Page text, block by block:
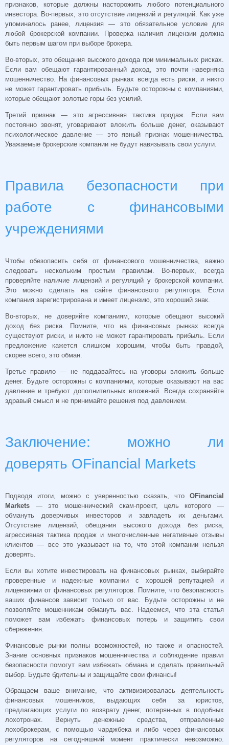
признаков, которые должны насторожить любого потенциального
инвестора. Во-первых, это отсутствие лицензий и регуляций. Как уже
упоминалось ранее, лицензия — это обязательное условие для
любой брокерской компании. Проверка наличия лицензии должна
быть первым шагом при выборе брокера.
Во-вторых, это обещания высокого дохода при минимальных рисках.
Если вам обещают гарантированный доход, это почти наверняка
мошенничество. На финансовых рынках всегда есть риски, и никто
не может гарантировать прибыль. Будьте осторожны с компаниями,
которые обещают золотые горы без усилий.
Третий признак — это агрессивная тактика продаж. Если вам
постоянно звонят, уговаривают вложить больше денег, оказывают
психологическое давление — это явный признак мошенничества.
Уважаемые брокерские компании не будут навязывать свои услуги.
Правила безопасности при
работе с финансовыми
учреждениями
Чтобы обезопасить себя от финансового мошенничества, важно
следовать нескольким простым правилам. Во-первых, всегда
проверяйте наличие лицензий и регуляций у брокерской компании.
Это можно сделать на сайте финансового регулятора. Если
компания зарегистрирована и имеет лицензию, это хороший знак.
Во-вторых, не доверяйте компаниям, которые обещают высокий
доход без риска. Помните, что на финансовых рынках всегда
существуют риски, и никто не может гарантировать прибыль. Если
предложение кажется слишком хорошим, чтобы быть правдой,
скорее всего, это обман.
Третье правило — не поддавайтесь на уговоры вложить больше
денег. Будьте осторожны с компаниями, которые оказывают на вас
давление и требуют дополнительных вложений. Всегда сохраняйте
здравый смысл и не принимайте решения под давлением.
Заключение: можно ли
доверять OFinancial Markets
Подводя итоги, можно с уверенностью сказать, что OFinancial
Markets — это мошеннический скам-проект, цель которого —
обмануть доверчивых инвесторов и завладеть их деньгами.
Отсутствие лицензий, обещания высокого дохода без риска,
агрессивная тактика продаж и многочисленные негативные отзывы
клиентов — все это указывает на то, что этой компании нельзя
доверять.
Если вы хотите инвестировать на финансовых рынках, выбирайте
проверенные и надежные компании с хорошей репутацией и
лицензиями от финансовых регуляторов. Помните, что безопасность
ваших финансов зависит только от вас. Будьте осторожны и не
позволяйте мошенникам обмануть вас. Надеемся, что эта статья
поможет вам избежать финансовых потерь и защитить свои
сбережения.
Финансовые рынки полны возможностей, но также и опасностей.
Знание основных признаков мошенничества и соблюдение правил
безопасности помогут вам избежать обмана и сделать правильный
выбор. Будьте бдительны и защищайте свои финансы!
Обращаем ваше внимание, что активизировалась деятельность
финансовых мошенников, выдающих себя за юристов,
предлагающих услуги по возврату денег, потерянных в подобных
лохотронах. Вернуть денежные средства, отправленные
лохоброкерам, с помощью чарджбека и либо через финансовых
регуляторов на сегодняшний момент практически невозможно.